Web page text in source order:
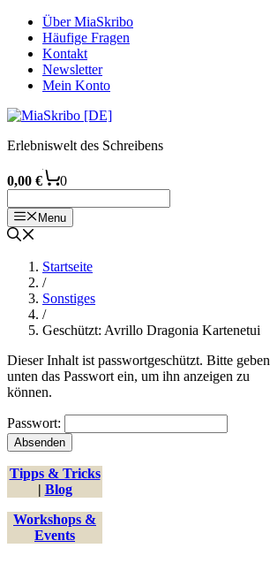
Zum
Inhalt
springen
Über MiaSkribo
Häufige Fragen
Kontakt
Newsletter
Mein Konto
Erlebniswelt des Schreibens
0,00 € 0
Menu
Startseite
/
Sonstiges
/
Geschützt: Avrillo Dragonia Kartenetui
Dieser Inhalt ist passwortgeschützt. Bitte
unten das Passwort ein, um ihn anzeigen zu
können.
Passwort:
Tipps & Tricks
| Blog
Workshops &
Events